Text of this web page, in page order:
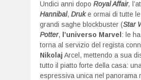
Undici anni dopo Royal Affair,
Hannibal, Druk e ormai di tutte
grandi saghe blockbuster (Star
Potter, l’universo Marvel : le
torna al servizio del regista
Nikolaj Arcel, mettendo a sua
tutto il piatto forte della casa:
espressiva unica nel panorama